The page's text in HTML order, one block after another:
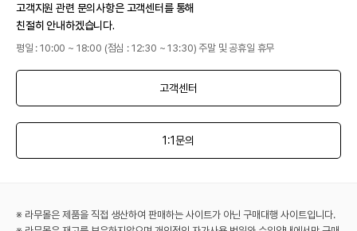
고객지원 관련 문의사항은 고객센터를 통해
친절히 안내하겠습니다.
평일 : 10:00 ~ 18:00 (점심 : 12:30 ~ 13:30) 주말 및 공휴일 휴무
고객센터
1:1문의
※ 라무몰은 제품을 직접 생산하여 판매하는 사이트가 아닌 구매대행 사이트입니다.